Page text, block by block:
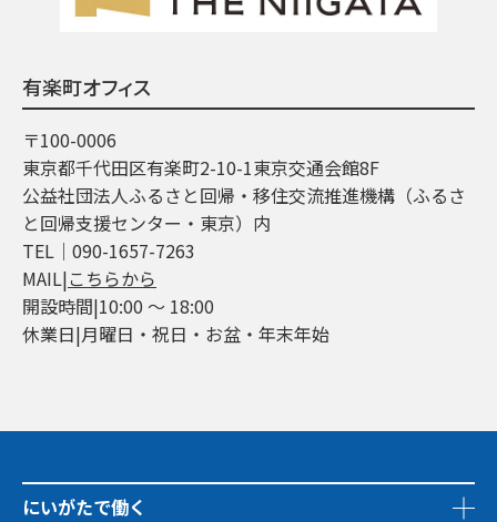
有楽町オフィス
〒100-0006
東京都千代田区有楽町2-10-1東京交通会館8F
公益社団法人ふるさと回帰・移住交流推進機構（ふるさ
と回帰支援センター・東京）内
TEL│090-1657-7263
MAIL|こちらから
開設時間|10:00 ～ 18:00
休業日|月曜日・祝日・お盆・年末年始
にいがたで働く